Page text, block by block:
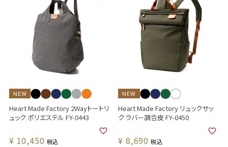
NEW
Heart Made Factory 2Wayトートリ
ュック ポリエステル FY-0443
¥ 10,450 税込
NEW
Heart Made Factory リュックサッ
ク ラバー調合皮 FY-0450
¥ 8,690 税込